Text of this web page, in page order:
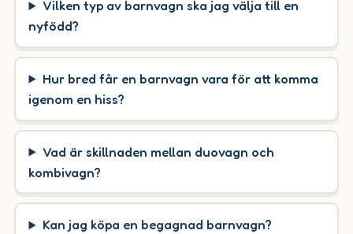
Vilken typ av barnvagn ska jag välja till en
nyfödd?
Hur bred får en barnvagn vara för att komma
igenom en hiss?
Vad är skillnaden mellan duovagn och
kombivagn?
Kan jag köpa en begagnad barnvagn?